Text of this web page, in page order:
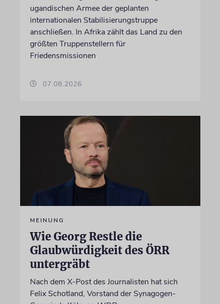
ugandischen Armee der geplanten
internationalen Stabilisierungstruppe
anschließen. In Afrika zählt das Land zu den
größten Truppenstellern für
Friedensmissionen
07.08.2026
MEINUNG
Wie Georg Restle die
Glaubwürdigkeit des ÖRR
untergräbt
Nach dem X-Post des Journalisten hat sich
Felix Schotland, Vorstand der Synagogen-